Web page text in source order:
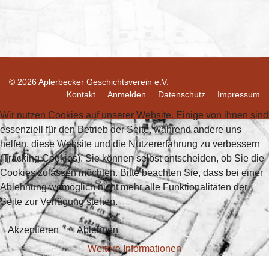
© 2026 Aplerbecker Geschichtsverein e.V.
Kontakt
Anmelden Datenschutz Impressum
Wir nutzen Cookies auf unserer Website. Einige von ihnen sind
essenziell für den Betrieb der Seite, während andere uns
helfen, diese Website und die Nutzererfahrung zu verbessern
(Tracking Cookies). Sie können selbst entscheiden, ob Sie die
Cookies zulassen möchten. Bitte beachten Sie, dass bei einer
Ablehnung womöglich nicht mehr alle Funktionalitäten der
Seite zur Verfügung stehen.
Akzeptieren
Ablehnen
Weitere Informationen